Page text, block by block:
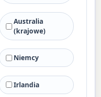
Australia
(krajowe)
Niemcy
Irlandia